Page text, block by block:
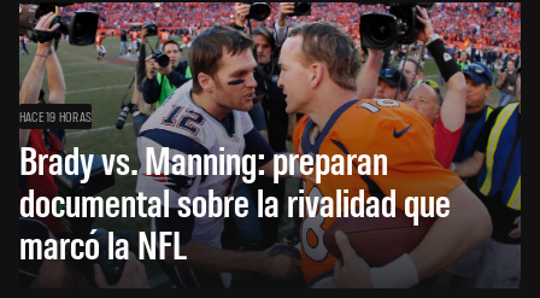
HACE 19 HORAS
Brady vs. Manning: preparan
documental sobre la rivalidad que
marcó la NFL